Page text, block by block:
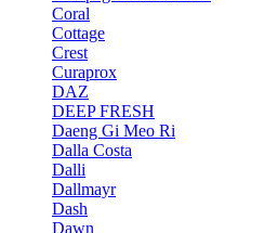
Coral
Cottage
Crest
Curaprox
DAZ
DEEP FRESH
Daeng Gi Meo Ri
Dalla Costa
Dalli
Dallmayr
Dash
Dawn